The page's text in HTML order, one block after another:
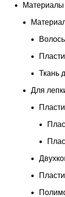
Материалы
Ткань
Для